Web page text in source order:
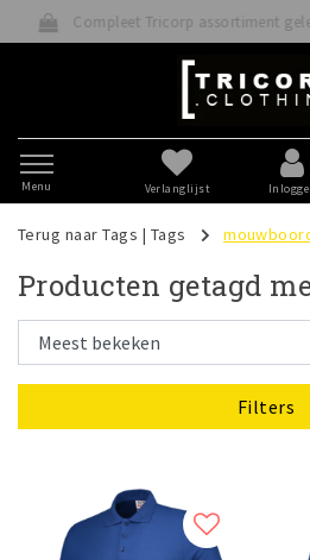
geleverd door Uniwork
Menu Verlanglijst
Terug naar Tags | Tags
Producten getagd
Filters